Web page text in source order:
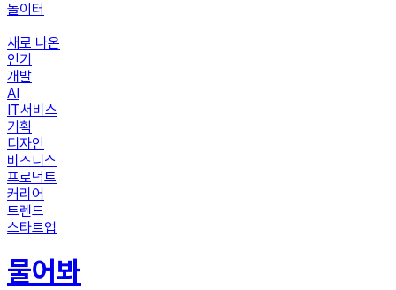
놀이터
새로 나온
인기
개발
AI
IT서비스
기획
디자인
비즈니스
프로덕트
커리어
트렌드
스타트업
물어봐